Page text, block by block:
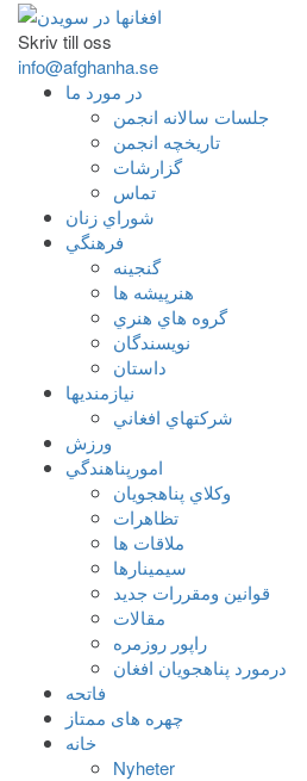
Skriv till oss
info@afghanha.se
در مورد ما
جلسات سالانه انجمن
تاریخچه انجمن
گزارشات
تماس
شوراي زنان
فرهنگي
گنجينه
هنرپيشه ها
گروه هاي هنري
نويسندگان
داستان
نيازمنديها
شرکتهاي افغاني
ورزش
امورپناهندگي
وکلاي پناهجويان
تظاهرات
ملاقات ها
سيمينارها
قوانين ومقررات جديد
مقالات
راپور روزمره
درمورد پناهجويان افغان
فاتحه
چهره های ممتاز
خانه
Nyheter